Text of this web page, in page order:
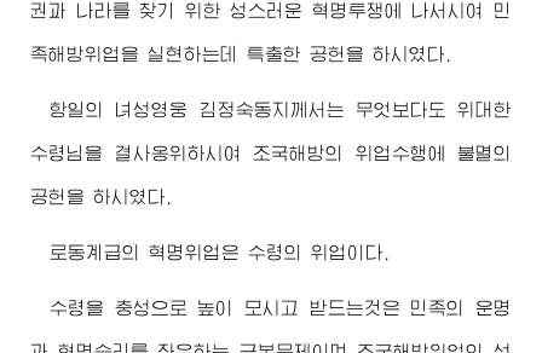
권과 나라를 찾기 위한 성스러운 혁명투쟁에 나서시여 민
족해방위업을 실현하는데 특출한 공헌을 하시였다.
항일의 녀성영웅 김정숙동지 께서는 무엇보다도 위대한
수령님 을 결사옹위하시여 조국해방의 위업수행에 불멸의
공헌을 하시였다.
로동계급의 혁명위업은 수령 의 위업이다.
수령 을 충성으로 높이 모시고 받드는것은 민족의 운명